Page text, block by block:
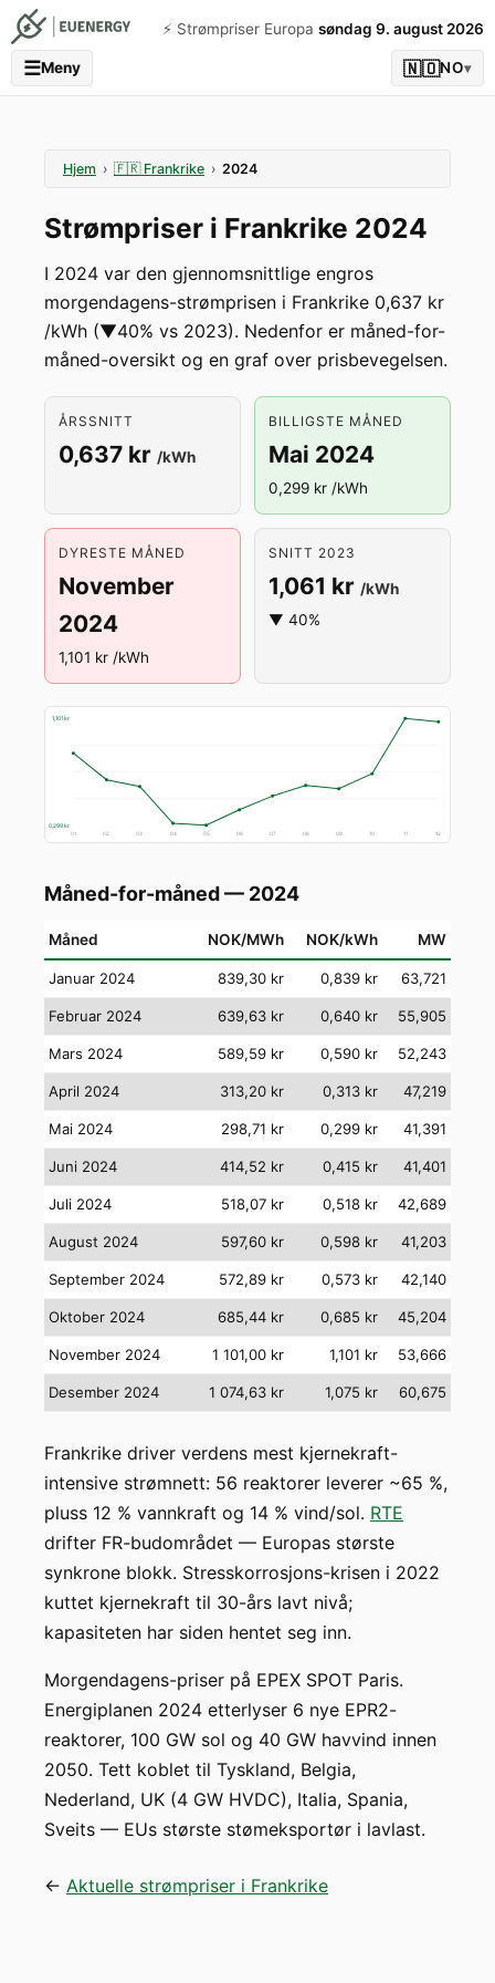
⚡️ Strømpriser Europa søndag 9. august 2026
☰Meny 🇳🇴NO▾
Hjem › 🇫🇷 Frankrike › 2024
Strømpriser i Frankrike 2024
I 2024 var den gjennomsnittlige engros
morgendagens-strømprisen i Frankrike 0,637 kr
/kWh (▼40% vs 2023). Nedenfor er måned-for-
måned-oversikt og en graf over prisbevegelsen.
ÅRSSNITT
0,637 kr /kWh
BILLIGSTE MÅNED
Mai 2024
0,299 kr /kWh
DYRESTE MÅNED
November
2024
1,101 kr /kWh
SNITT 2023
1,061 kr /kWh
▼ 40%
1,101 kr
0,299 kr
01 02 03 04 05 06 07 08 09 10 11 12
Måned-for-måned — 2024
Måned NOK/MWh NOK/kWh MW
Januar 2024 839,30 kr 0,839 kr 63,721
Februar 2024 639,63 kr 0,640 kr 55,905
Mars 2024 589,59 kr 0,590 kr 52,243
April 2024 313,20 kr 0,313 kr 47,219
Mai 2024 298,71 kr 0,299 kr 41,391
Juni 2024 414,52 kr 0,415 kr 41,401
Juli 2024 518,07 kr 0,518 kr 42,689
August 2024 597,60 kr 0,598 kr 41,203
September 2024 572,89 kr 0,573 kr 42,140
Oktober 2024 685,44 kr 0,685 kr 45,204
November 2024 1 101,00 kr 1,101 kr 53,666
Desember 2024 1 074,63 kr 1,075 kr 60,675
Frankrike driver verdens mest kjernekraft-
intensive strømnett: 56 reaktorer leverer ~65 %,
pluss 12 % vannkraft og 14 % vind/sol. RTE
drifter FR-budområdet — Europas største
synkrone blokk. Stresskorrosjons-krisen i 2022
kuttet kjernekraft til 30-års lavt nivå;
kapasiteten har siden hentet seg inn.
Morgendagens-priser på EPEX SPOT Paris.
Energiplanen 2024 etterlyser 6 nye EPR2-
reaktorer, 100 GW sol og 40 GW havvind innen
2050. Tett koblet til Tyskland, Belgia,
Nederland, UK (4 GW HVDC), Italia, Spania,
Sveits — EUs største stømeksportør i lavlast.
← Aktuelle strømpriser i Frankrike